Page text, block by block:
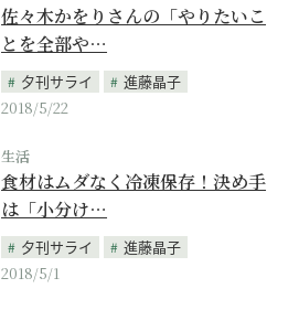
佐々木かをりさんの「やりたいこ
とを全部や…
夕刊サライ
進藤晶子
2018/5/22
生活
食材はムダなく冷凍保存！決め手
は「小分け…
夕刊サライ
進藤晶子
2018/5/1